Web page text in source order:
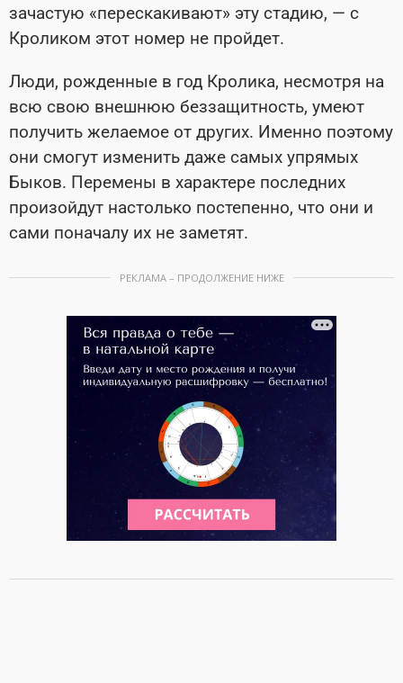
зачастую «перескакивают» эту стадию, — с
Кроликом этот номер не пройдет.
Люди, рожденные в год Кролика, несмотря на
всю свою внешнюю беззащитность, умеют
получить желаемое от других. Именно поэтому
они смогут изменить даже самых упрямых
Быков. Перемены в характере последних
произойдут настолько постепенно, что они и
сами поначалу их не заметят.
РЕКЛАМА – ПРОДОЛЖЕНИЕ НИЖЕ